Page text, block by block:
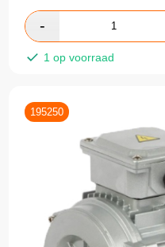
1 op voorraad
195250